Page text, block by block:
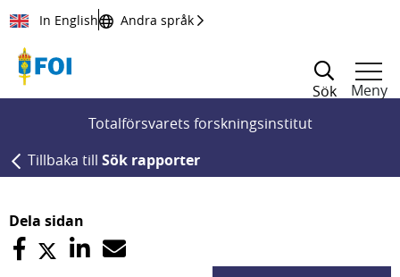
Till innehållet
In English Andra språk
Sök
Meny
Totalförsvarets forskningsinstitut
Tillbaka till Sök rapporter
Dela sidan